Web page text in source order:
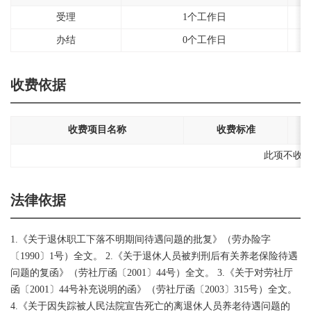
受理 1个工作日
办结 0个工作日
收费依据
收费项目名称 收费标准
此项不收
法律依据
1.《关于退休职工下落不明期间待遇问题的批复》（劳办险字
〔1990〕1号）全文。 2.《关于退休人员被判刑后有关养老保险待遇
问题的复函》（劳社厅函〔2001〕44号）全文。 3.《关于对劳社厅
函〔2001〕44号补充说明的函》（劳社厅函〔2003〕315号）全文。
4.《关于因失踪被人民法院宣告死亡的离退休人员养老待遇问题的